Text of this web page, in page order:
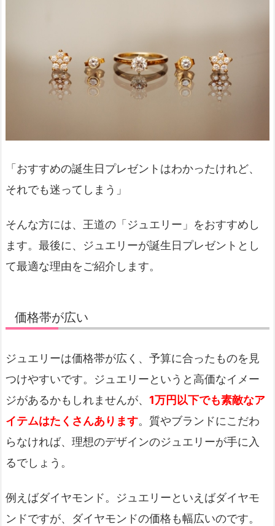
「おすすめの誕生日プレゼントはわかったけれど、
それでも迷ってしまう」
そんな方には、王道の「ジュエリー」をおすすめし
ます。最後に、ジュエリーが誕生日プレゼントとし
て最適な理由をご紹介します。
価格帯が広い
ジュエリーは価格帯が広く、予算に合ったものを見
つけやすいです。ジュエリーというと高価なイメー
ジがあるかもしれませんが、 1万円以下でも素敵なア
イテムはたくさんあります。質やブランドにこだわ
らなければ、理想のデザインのジュエリーが手に入
るでしょう。
例えばダイヤモンド。ジュエリーといえばダイヤモ
ンドですが、ダイヤモンドの価格も幅広いのです。